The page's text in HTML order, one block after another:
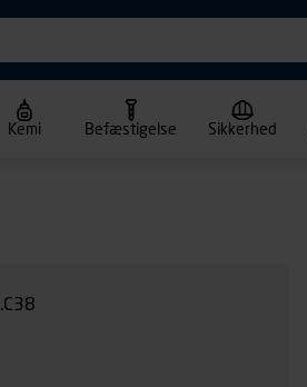
Kemi Befæstigelse Sikkerhed